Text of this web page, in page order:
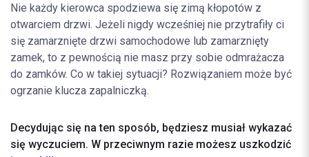
Nie każdy kierowca spodziewa się zimą kłopotów z
otwarciem drzwi. Jeżeli nigdy wcześniej nie przytrafiły ci
się zamarznięte drzwi samochodowe lub zamarznięty
zamek, to z pewnością nie masz przy sobie odmrażacza
do zamków. Co w takiej sytuacji? Rozwiązaniem może być
ogrzanie klucza zapalniczką.
Decydując się na ten sposób, będziesz musiał wykazać
się wyczuciem. W przeciwnym razie możesz uszkodzić